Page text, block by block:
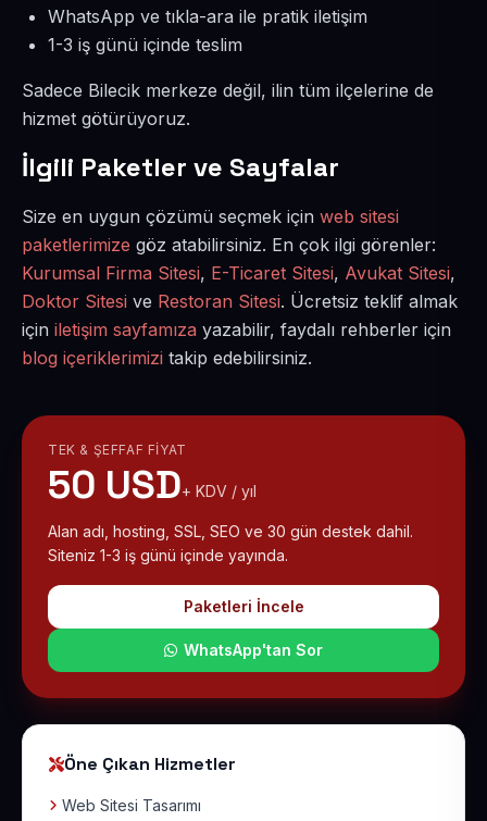
WhatsApp ve tıkla-ara ile pratik iletişim
1-3 iş günü içinde teslim
Sadece Bilecik merkeze değil, ilin tüm ilçelerine de
hizmet götürüyoruz.
İlgili Paketler ve Sayfalar
Size en uygun çözümü seçmek için web sitesi
paketlerimize göz atabilirsiniz. En çok ilgi görenler:
Kurumsal Firma Sitesi, E-Ticaret Sitesi, Avukat Sitesi,
Doktor Sitesi ve Restoran Sitesi. Ücretsiz teklif almak
için iletişim sayfamıza yazabilir, faydalı rehberler için
blog içeriklerimizi takip edebilirsiniz.
TEK & ŞEFFAF FIYAT
50 USD+ KDV / yıl
Alan adı, hosting, SSL, SEO ve 30 gün destek dahil.
Siteniz 1-3 iş günü içinde yayında.
Paketleri İncele
WhatsApp'tan Sor
Öne Çıkan Hizmetler
Web Sitesi Tasarımı